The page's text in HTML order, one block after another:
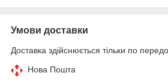
Умови доставки
Доставка здійснюється тільки по
Нова Пошта